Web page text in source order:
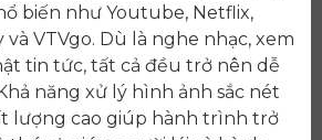
biến như Youtube, Netflix,
và VTVgo. Dù là nghe nhạc, xem
tin tức, tất cả đều trở nên dễ
năng xử lý hình ảnh sắc nét
lượng cao giúp hành trình trở